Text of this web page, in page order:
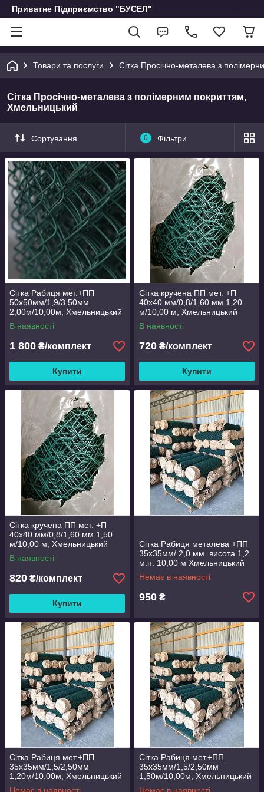
Приватне Підприємство "БУСЕЛ"
Товари та послуги Сітка Просічно-металева з
Сітка Просічно-металева з полімерним покриттям,
Хмельницький
Сортування 0 Фільтри
Сітка Рабиця мет.+ПП
50х50мм/1,9/3,50мм
2,00м/10,00м, Хмельницький
В наявності
1 800 ₴/комплект
Купити
Сітка кручена ПП мет. +П
40х40 мм/0,8/1,60 мм 1,20
м/10,00 м, Хмельницький
В наявності
720 ₴/комплект
Купити
Сітка кручена ПП мет. +П
40х40 мм/0,8/1,60 мм 1,50
м/10,00 м, Хмельницький
В наявності
820 ₴/комплект
Купити
Сітка Рабиця металева +ПП
35х35мм/ 2,0 мм. висота 1,2
м.п. 10,00 м Хмельницький
Немає в наявності
950 ₴
Сітка Рабиця мет.+ПП
35х35мм/1,5/2,50мм
1,20м/10,00м, Хмельницький
Сітка Рабиця мет.+ПП
35х35мм/1,5/2,50мм
1,50м/10,00м, Хмельницький